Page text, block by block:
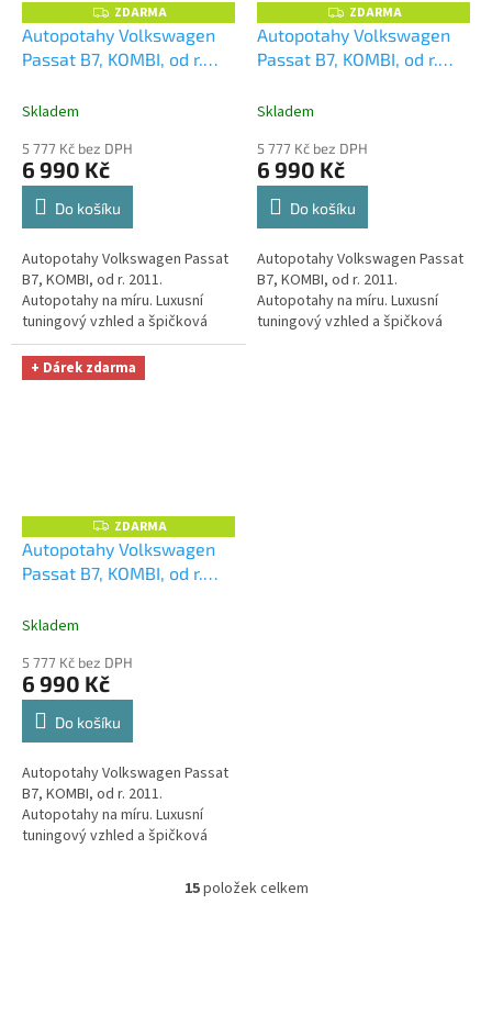
Z
D
A
R
ZDARMA
Autopotahy Volkswagen
Passat B7, KOMBI, od r.
žakar Avio
Smart Microfiber zdarma v
hodnotě 329,-Kč
Skladem
5 777 Kč bez DPH
6 990 Kč
Do košíku
Autopotahy Volkswagen Passat
B7, KOMBI, od r. 2011.
Autopotahy na míru. Luxusní
tuningový vzhled a špičková
ochrana čalounění. Profesionální
čalounické zpracování.
Automobilová...
Z
D
A
R
ZDARMA
Autopotahy Volkswagen
Passat B7, KOMBI, od r.
žakar červený
Smart Microfiber zdarma v
hodnotě 329,-Kč
Skladem
5 777 Kč bez DPH
6 990 Kč
Do košíku
Autopotahy Volkswagen Passat
B7, KOMBI, od r. 2011.
Autopotahy na míru. Luxusní
tuningový vzhled a špičková
+ Dárek zdarma
Z
D
A
R
ZDARMA
Autopotahy Volkswagen
Passat B7, KOMBI, od r.
žakar modrý
Smart Microfiber zdarma v
hodnotě 329,-Kč
Skladem
5 777 Kč bez DPH
6 990 Kč
Do košíku
Autopotahy Volkswagen Passat
B7, KOMBI, od r. 2011.
Autopotahy na míru. Luxusní
tuningový vzhled a špičková
O
15položek celkem